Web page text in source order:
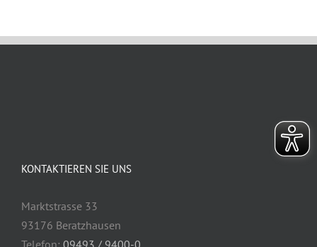
KONTAKTIEREN SIE UNS
Marktstrasse 33
93176 Beratzhausen
Telefon: 09493 / 9400-0